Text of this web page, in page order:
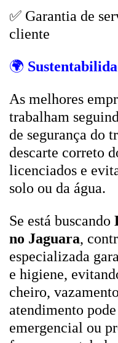
✅ Garantia de
cliente
🌍
As melhores
trabalham
de segurança do
descarte correto
licenciados e
solo ou da água.
Se está buscando
no Jaguara,
especializada
e higiene,
cheiro,
atendimento
emergencial ou